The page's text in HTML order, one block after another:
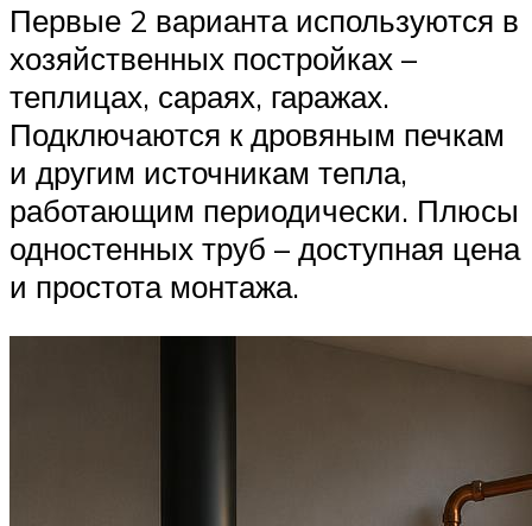
Первые 2 варианта используются в
хозяйственных постройках –
теплицах, сараях, гаражах.
Подключаются к дровяным печкам
и другим источникам тепла,
работающим периодически. Плюсы
одностенных труб – доступная цена
и простота монтажа.